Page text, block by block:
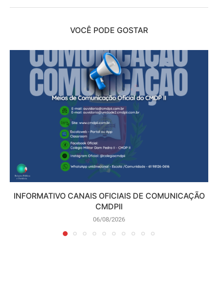
VOCÊ PODE GOSTAR
INFORMATIVO CANAIS OFICIAIS DE COMUNICAÇÃO
CMDPII
06/08/2026